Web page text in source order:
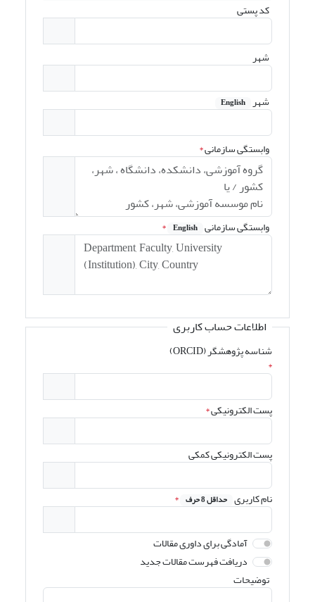
کد پستی
شهر
شهر English
وابستگی سازمانی*
وابستگی سازمانی English
*
اطلاعات حساب کاربری
شناسه پژوهشگر (ORCID)
*
پست الکترونیکی*
پست الکترونیکی کمکی
نام کاربری حداقل 8 حرف *
آمادگی برای داوری مقالات
دریافت فهرست مقالات جدید
توضیحات